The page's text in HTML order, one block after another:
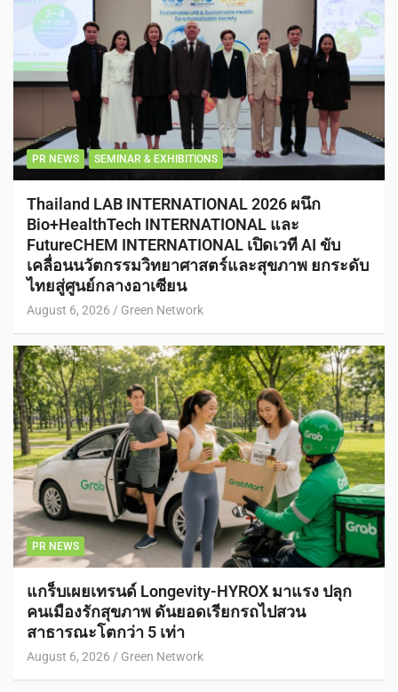
PR NEWS SEMINAR & EXHIBITIONS
Thailand LAB INTERNATIONAL 2026 ผนึก
Bio+HealthTech INTERNATIONAL และ
FutureCHEM INTERNATIONAL เปิดเวที AI ขับ
เคลื่อนนวัตกรรมวิทยาศาสตร์และสุขภาพ ยกระดับ
ไทยสู่ศูนย์กลางอาเซียน
August 6, 2026 Green Network
PR NEWS
แกร็บเผยเทรนด์ Longevity-HYROX มาแรง ปลุก
คนเมืองรักสุขภาพ ดันยอดเรียกรถไปสวน
สาธารณะโตกว่า 5 เท่า
August 6, 2026 Green Network